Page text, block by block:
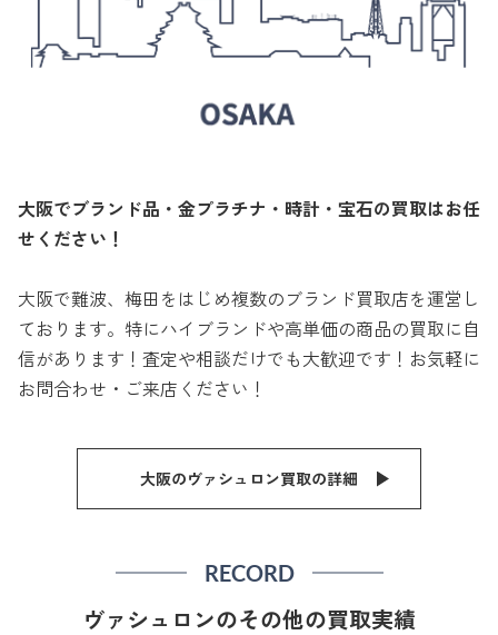
大阪でブランド品・金プラチナ・時計・宝石の買取はお任
せください！
大阪で難波、梅田をはじめ複数のブランド買取店を運営し
ております。特にハイブランドや高単価の商品の買取に自
信があります！査定や相談だけでも大歓迎です！お気軽に
お問合わせ・ご来店ください！
大阪のヴァシュロン買取の詳細
RECORD
ヴァシュロンのその他の買取実績